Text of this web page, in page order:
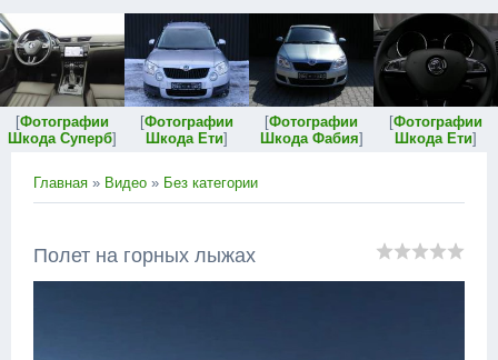
[Фотографии
Шкода Суперб]
[Фотографии
Шкода Ети]
[Фотографии
Шкода Фабия]
[Фотографии
Шкода Ети]
Главная » Видео » Без категории
Полет на горных лыжах